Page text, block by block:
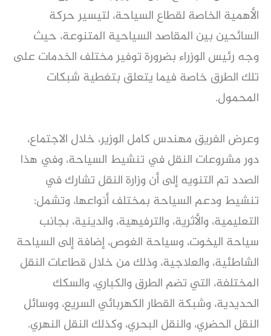
الأهمية الخاصة لقطاع السياحة، لتيسير حركة
السائحين بين المقاصد السياحية المتنوعة، حيث
وجه رئيس الوزراء بضرورة توفير مختلف الخدمات على
تلك الطرق خاصة فيما يتعلق بتغطية شبكات
المحمول.
وعرض الفريق مهندس كامل الوزير، خلال الاجتماع،
دور مشروعات النقل في تنشيط السياحة، وفي هذا
الصدد تم التنويه إلى أن وزارة النقل تشارك في
تنشيط ودعم السياحة بمختلف أنواعها، وتشمل:
التعليمية، والأثرية، والترفيهية، والدينية، بجانب
سياحة اليخوت، وسياحة الغوص، إضافة إلى السياحة
الشاطئية، والعلاجية، وذلك من خلال قطاعات النقل
المختلفة، التي تضم الطرق والكباري، والسكك
الحديدية، وشبكة القطار الكهربائي السريع، ووسائل
النقل الحضري، والنقل البحري، وكذلك النقل النهري.